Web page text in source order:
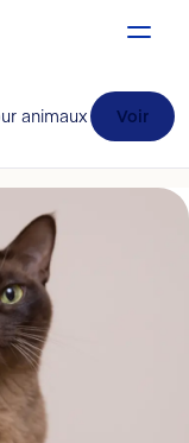
animaux
Voir